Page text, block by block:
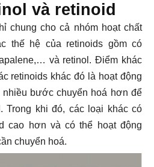
và retinoid
chung cho cả nhóm hoạt chất
thế hệ của retinoids gồm có
và retinol. Điểm khác
retinoids khác đó là hoạt động
bước chuyển hoá hơn để
Trong khi đó, các loại khác có
cao hơn và có thể hoạt động
chuyển hoá.